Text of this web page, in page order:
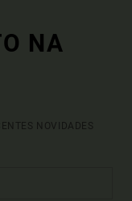
NA
NOVIDADES